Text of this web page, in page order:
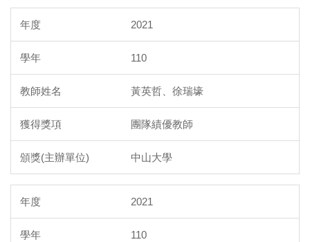
2021
110
黃英哲、徐瑞壕
團隊績優教師
中山大學
2021
110